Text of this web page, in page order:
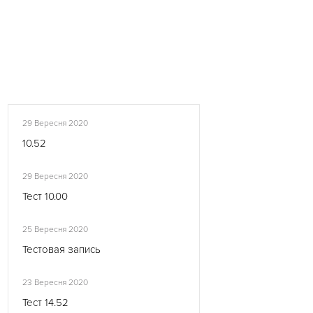
29 Вересня 2020
10.52
29 Вересня 2020
Тест 10.00
25 Вересня 2020
Тестовая запись
23 Вересня 2020
Тест 14.52